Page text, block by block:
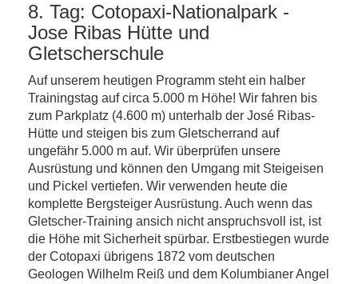
8. Tag: Cotopaxi-Nationalpark -
Jose Ribas Hütte und
Gletscherschule
Auf unserem heutigen Programm steht ein halber
Trainingstag auf circa 5.000 m Höhe! Wir fahren bis
zum Parkplatz (4.600 m) unterhalb der José Ribas-
Hütte und steigen bis zum Gletscherrand auf
ungefähr 5.000 m auf. Wir überprüfen unsere
Ausrüstung und können den Umgang mit Steigeisen
und Pickel vertiefen. Wir verwenden heute die
komplette Bergsteiger Ausrüstung. Auch wenn das
Gletscher-Training ansich nicht anspruchsvoll ist, ist
die Höhe mit Sicherheit spürbar. Erstbestiegen wurde
der Cotopaxi übrigens 1872 vom deutschen
Geologen Wilhelm Reiß und dem Kolumbianer Angel